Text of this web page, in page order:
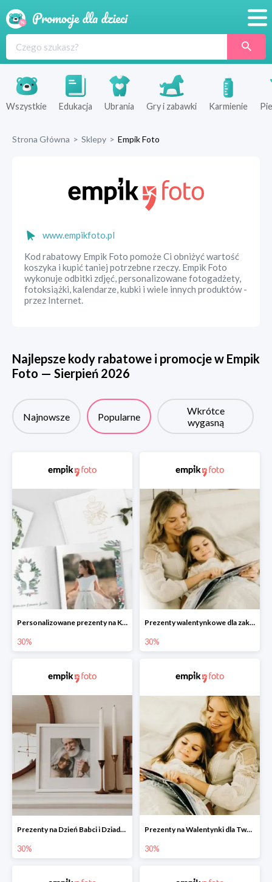
Produkty
Sklepy
Wszystkie Edukacja Ubrania Gry i zabawki Karmienie
Strona Główna > Sklepy > Empik Foto
www.empikfoto.pl
Kod rabatowy Empik Foto pomoże Ci obniżyć wartość
koszyka i kupić taniej potrzebne rzeczy. Empik Foto
wykonuje odbitki zdjęć, personalizowane fotogadżety,
fotoksiążki, kalendarze, kubki i wiele innych produktów -
przez Internet.
Najlepsze kody rabatowe i promocje w Empik
Foto — Sierpień 2026
Najnowsze Popularne
Wkrótce
wygasną
Personalizowane prezenty na Komunię w Empik Foto do -30%
30%
Prezenty walentynkowe dla zakochanych i bliskich w Empik Foto do -30%
30%
Prezenty na Dzień Babci i Dziadka w Empik Foto do -30%
30%
Prezenty na Walentynki dla Twoich bliskich w Empik Foto do -30%
30%